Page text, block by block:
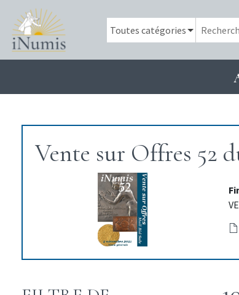
Vente sur Offres 52